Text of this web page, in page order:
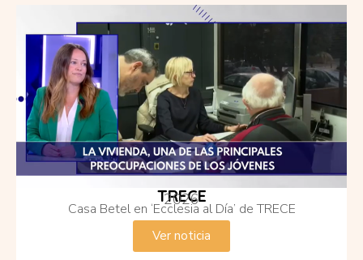
TRECE
2026
Casa Betel en ‘Ecclesia al Día’ de TRECE
Ver noticia